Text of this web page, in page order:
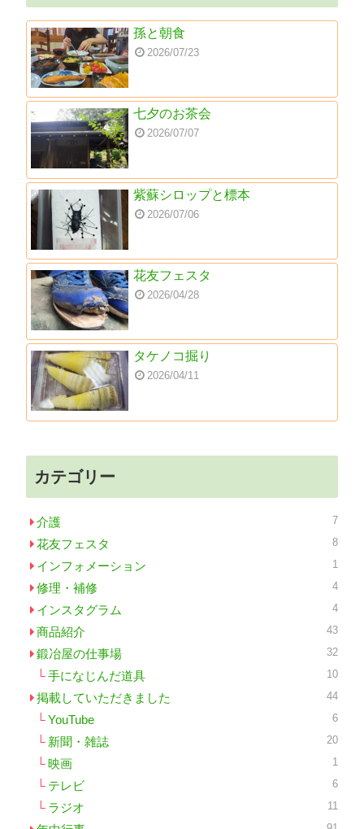
孫と朝食
2026/07/23
七夕のお茶会
2026/07/07
紫蘇シロップと標本
2026/07/06
花友フェスタ
2026/04/28
タケノコ掘り
2026/04/11
カテゴリー
介護 7
花友フェスタ 8
インフォメーション 1
修理・補修 4
インスタグラム 4
商品紹介 43
鍛冶屋の仕事場 32
手になじんだ道具 10
掲載していただきました 44
YouTube 6
新聞・雑誌 20
映画 1
テレビ 6
ラジオ 11